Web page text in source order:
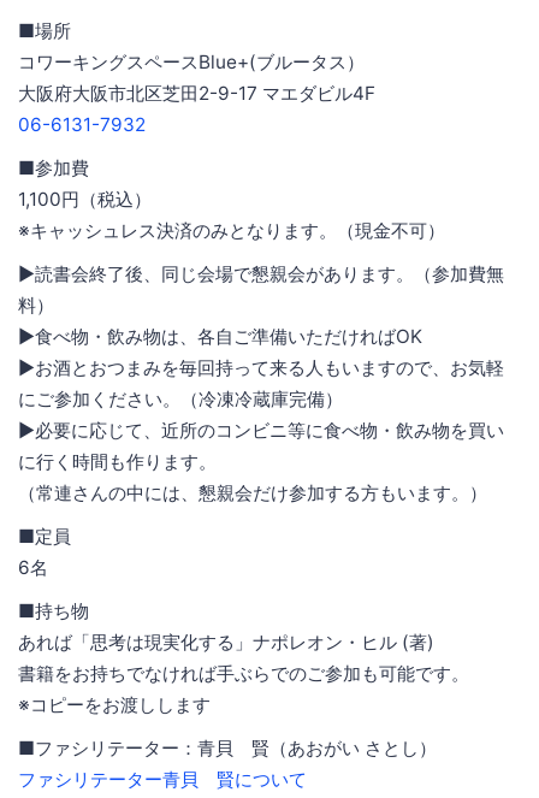
■場所
コワーキングスペースBlue+(ブルータス）
大阪府大阪市北区芝田2-9-17 マエダビル4F
06-6131-7932
■参加費
1,100円（税込）
※キャッシュレス決済のみとなります。（現金不可）
▶読書会終了後、同じ会場で懇親会があります。（参加費無
料）
▶食べ物・飲み物は、各自ご準備いただければOK
▶お酒とおつまみを毎回持って来る人もいますので、お気軽
にご参加ください。（冷凍冷蔵庫完備）
▶必要に応じて、近所のコンビニ等に食べ物・飲み物を買い
に行く時間も作ります。
（常連さんの中には、懇親会だけ参加する方もいます。）
■定員
6名
■持ち物
あれば「思考は現実化する」ナポレオン・ヒル (著)
書籍をお持ちでなければ手ぶらでのご参加も可能です。
※コピーをお渡しします
■ファシリテーター：青貝 賢（あおがい さとし）
ファシリテーター青貝 賢について